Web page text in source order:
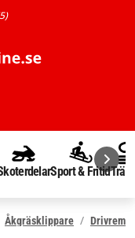
Sport & Fritid
Åkgräsklippare Drivrem